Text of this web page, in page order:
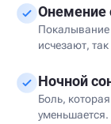
Онемение
Покалывание
исчезают,
Ночной
Боль,